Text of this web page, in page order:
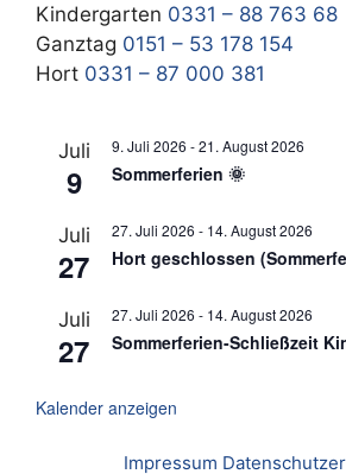
Kindergarten 0331 – 88 763 68
Ganztag 0151 – 53 178 154
Hort 0331 – 87 000 381
Juli
9
9. Juli 2026 -21. August 2026
Sommerferien 🌞
Juli
27
27. Juli 2026 - 14. August 2026
Hort geschlossen
Juli
27
27. Juli 2026 - 14. August 2026
Sommerferien-Schließzeit
Kalender anzeigen
Impressum